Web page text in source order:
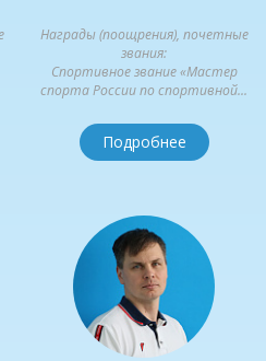
Награды (поощрения), почетные
звания:
Спортивное звание «Мастер
спорта России по спортивной...
Подробнее